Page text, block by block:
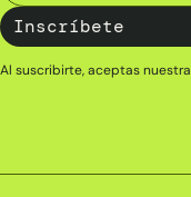
Al suscribirte, aceptas nuestra